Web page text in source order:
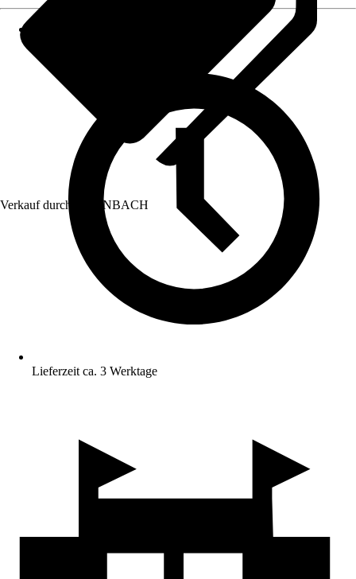
Verkauf durch: HORNBACH
Lieferzeit ca. 3 Werktage